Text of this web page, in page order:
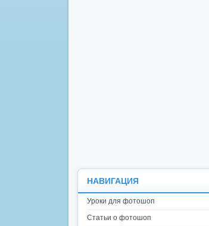
НАВИГАЦИЯ
Уроки для фотошоп
Статьи о фотошоп